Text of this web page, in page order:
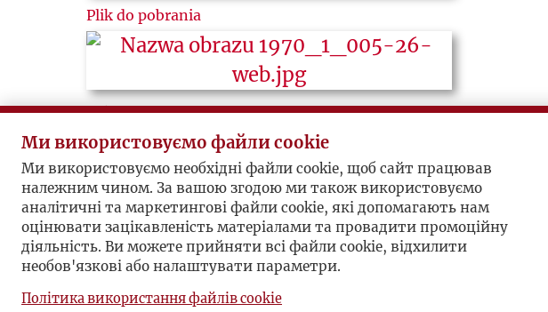
Pomiń sekcję linków społecznościowych
Instagram
Vimeo
Powrót do sekcji linków społecznościowych
Plik do pobrania
Plik do pobrania
Plik do pobrania
Plik do pobrania
Ми використовуємо файли cookie
Ми використовуємо необхідні файли cookie, щоб сайт працював
належним чином. За вашою згодою ми також використовуємо
аналітичні та маркетингові файли cookie, які допомагають нам
оцінювати зацікавленість матеріалами та провадити промоційну
діяльність. Ви можете прийняти всі файли cookie, відхилити
необов'язкові або налаштувати параметри.
Політика використання файлів cookie